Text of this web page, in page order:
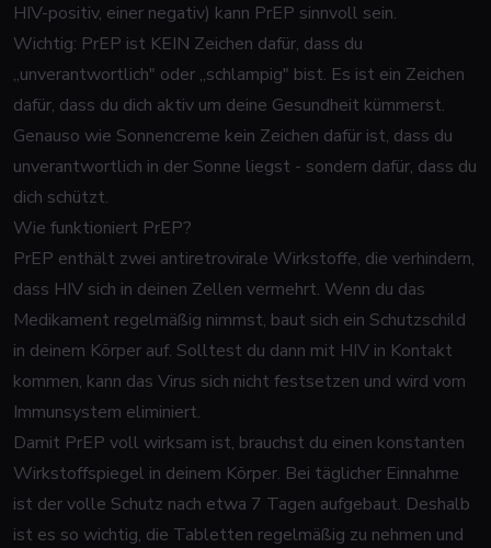
HIV-positiv, einer negativ) kann PrEP sinnvoll sein.
Wichtig: PrEP ist KEIN Zeichen dafür, dass du
„unverantwortlich" oder „schlampig" bist. Es ist ein Zeichen
dafür, dass du dich aktiv um deine Gesundheit kümmerst.
Genauso wie Sonnencreme kein Zeichen dafür ist, dass du
unverantwortlich in der Sonne liegst - sondern dafür, dass du
dich schützt.
Wie funktioniert PrEP?
PrEP enthält zwei antiretrovirale Wirkstoffe, die verhindern,
dass HIV sich in deinen Zellen vermehrt. Wenn du das
Medikament regelmäßig nimmst, baut sich ein Schutzschild
in deinem Körper auf. Solltest du dann mit HIV in Kontakt
kommen, kann das Virus sich nicht festsetzen und wird vom
Immunsystem eliminiert.
Damit PrEP voll wirksam ist, brauchst du einen konstanten
Wirkstoffspiegel in deinem Körper. Bei täglicher Einnahme
ist der volle Schutz nach etwa 7 Tagen aufgebaut. Deshalb
ist es so wichtig, die Tabletten regelmäßig zu nehmen und